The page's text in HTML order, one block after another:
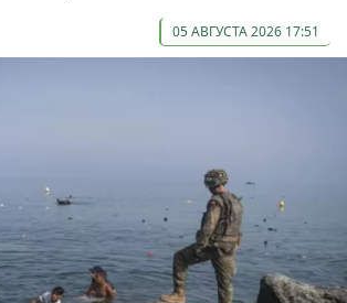
05 АВГУСТА 2026 17:51